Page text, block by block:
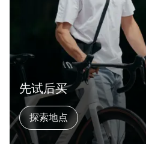
先试后买
探索地点